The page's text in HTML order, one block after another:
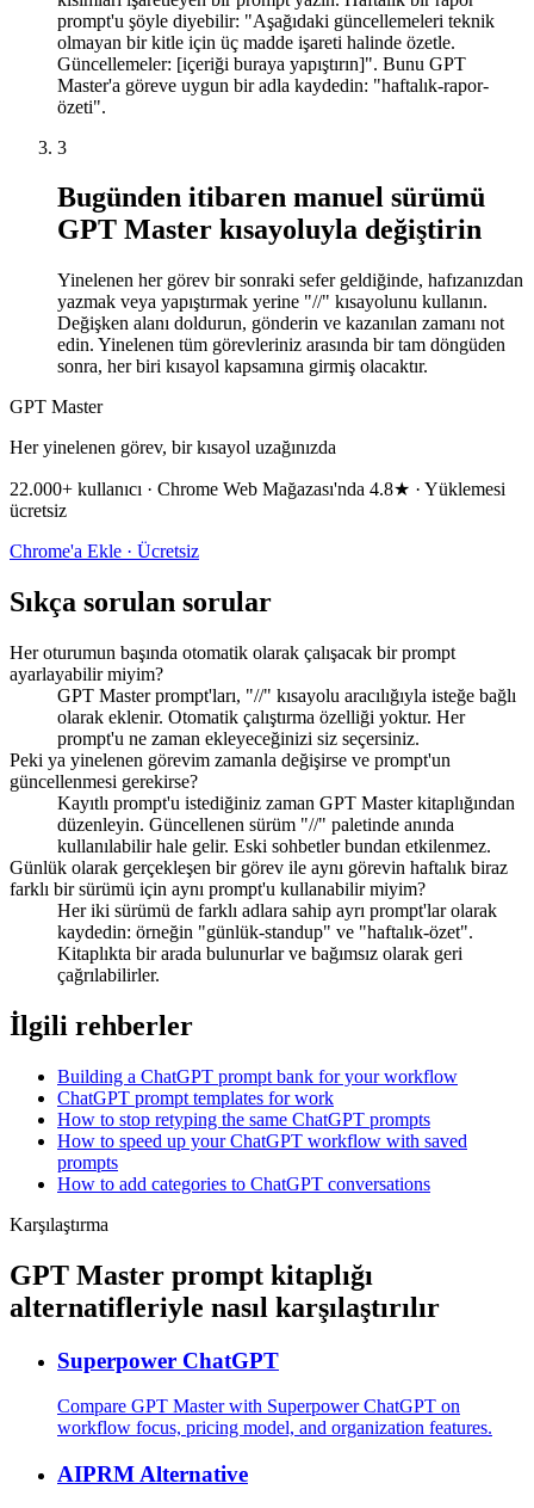
prompt'u şöyle diyebilir: "Aşağıdaki güncellemeleri teknik
olmayan bir kitle için üç madde işareti halinde özetle.
Güncellemeler: [içeriği buraya yapıştırın]". Bunu GPT
Master'a göreve uygun bir adla kaydedin: "haftalık-rapor-
özeti".
3
Bugünden itibaren manuel sürümü
GPT Master kısayoluyla değiştirin
Yinelenen her görev bir sonraki sefer geldiğinde, hafızanızdan
yazmak veya yapıştırmak yerine "//" kısayolunu kullanın.
Değişken alanı doldurun, gönderin ve kazanılan zamanı not
edin. Yinelenen tüm görevleriniz arasında bir tam döngüden
sonra, her biri kısayol kapsamına girmiş olacaktır.
GPT Master
Her yinelenen görev, bir kısayol uzağınızda
22.000+ kullanıcı · Chrome Web Mağazası'nda 4.8★ · Yüklemesi
ücretsiz
Chrome'a Ekle · Ücretsiz
Sıkça sorulan sorular
Her oturumun başında otomatik olarak çalışacak bir prompt
ayarlayabilir miyim?
GPT Master prompt'ları, "//" kısayolu aracılığıyla isteğe bağlı
olarak eklenir. Otomatik çalıştırma özelliği yoktur. Her
prompt'u ne zaman ekleyeceğinizi siz seçersiniz.
Peki ya yinelenen görevim zamanla değişirse ve prompt'un
güncellenmesi gerekirse?
Kayıtlı prompt'u istediğiniz zaman GPT Master kitaplığından
düzenleyin. Güncellenen sürüm "//" paletinde anında
kullanılabilir hale gelir. Eski sohbetler bundan etkilenmez.
Günlük olarak gerçekleşen bir görev ile aynı görevin haftalık biraz
farklı bir sürümü için aynı prompt'u kullanabilir miyim?
Her iki sürümü de farklı adlara sahip ayrı prompt'lar olarak
kaydedin: örneğin "günlük-standup" ve "haftalık-özet".
Kitaplıkta bir arada bulunurlar ve bağımsız olarak geri
çağrılabilirler.
İlgili rehberler
Building a ChatGPT prompt bank for your workflow
ChatGPT prompt templates for work
How to stop retyping the same ChatGPT prompts
How to speed up your ChatGPT workflow with saved
prompts
How to add categories to ChatGPT conversations
Karşılaştırma
GPT Master prompt kitaplığı
alternatifleriyle nasıl karşılaştırılır
Superpower ChatGPT
Compare GPT Master with Superpower ChatGPT on
workflow focus, pricing model, and organization features.
AIPRM Alternative